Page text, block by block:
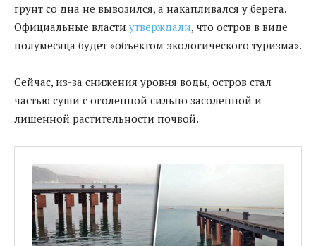
грунт со дна не вывозился, а накапливался у берега.
Официальные власти утверждали, что остров в виде
полумесяца будет «объектом экологического туризма».
Сейчас, из-за снижения уровня воды, остров стал
частью суши с оголенной сильно засоленной и
лишенной растительности почвой.